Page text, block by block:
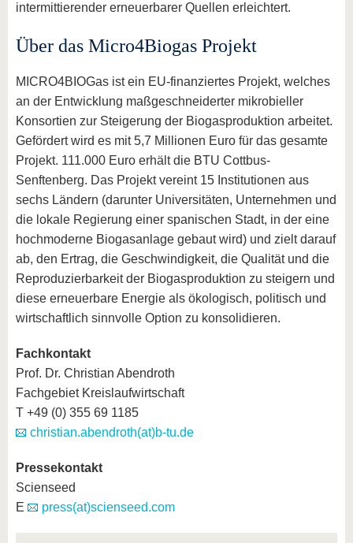
intermittierender erneuerbarer Quellen erleichtert.
Über das Micro4Biogas Projekt
MICRO4BIOGas ist ein EU-finanziertes Projekt, welches
an der Entwicklung maßgeschneiderter mikrobieller
Konsortien zur Steigerung der Biogasproduktion arbeitet.
Gefördert wird es mit 5,7 Millionen Euro für das gesamte
Projekt. 111.000 Euro erhält die BTU Cottbus-
Senftenberg. Das Projekt vereint 15 Institutionen aus
sechs Ländern (darunter Universitäten, Unternehmen und
die lokale Regierung einer spanischen Stadt, in der eine
hochmoderne Biogasanlage gebaut wird) und zielt darauf
ab, den Ertrag, die Geschwindigkeit, die Qualität und die
Reproduzierbarkeit der Biogasproduktion zu steigern und
diese erneuerbare Energie als ökologisch, politisch und
wirtschaftlich sinnvolle Option zu konsolidieren.
Fachkontakt
Prof. Dr. Christian Abendroth
Fachgebiet Kreislaufwirtschaft
T +49 (0) 355 69 1185
christian.abendroth(at)b-tu.de
Pressekontakt
Scienseed
E
press(at)scienseed.com